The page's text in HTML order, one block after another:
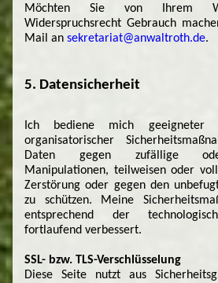
Möchten Sie von Ihrem
Widerspruchsrecht Gebrauch
Mail an sekretariat@anwaltroth.de.
5. Datensicherheit
Ich bediene mich geeigneter
organisatorischer
Daten gegen zufällige
Manipulationen, teilweisen oder
Zerstörung oder gegen den
zu schützen. Meine
entsprechend der
fortlaufend verbessert.
SSL- bzw. TLS-Verschlüsselung
Diese Seite nutzt aus